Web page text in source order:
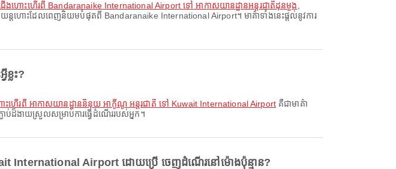
ើងហោះហើរពី Bandaranaike International Airport ទៅ អាកាសយានដ្ឋានអន្តរជាតិដុនមួង
យន្តហោះដែលពេញនិយមបំផុតពី Bandaranaike International Airport។ មាគ៌ាទាំងនេះផ្តល់នូវការ
លះ?
ះហើរពី អាកាសយានដ្ឋាននិនុយ អាកូីណូ អន្តរជាតិ ទៅ Kuwait International Airport គឺជាមាគ៌ា
ប់ដ៏ងាយស្រួលសម្រាប់ការធ្វើដំណើររបស់អ្នក។
International Airport ដោយប្រើ ចេញដំណើរនៅម៉ោងប៉ុន្មាន?